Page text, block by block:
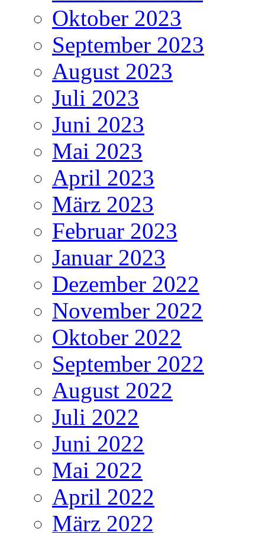
Oktober 2023
September 2023
August 2023
Juli 2023
Juni 2023
Mai 2023
April 2023
März 2023
Februar 2023
Januar 2023
Dezember 2022
November 2022
Oktober 2022
September 2022
August 2022
Juli 2022
Juni 2022
Mai 2022
April 2022
März 2022